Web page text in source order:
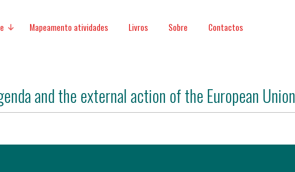
Mapeamento atividades Livros Sobre Contactos
and the external action of the European Union